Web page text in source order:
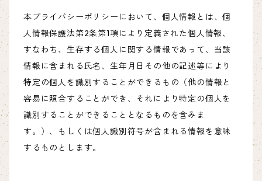
本プライバシーポリシーにおいて、個人情報とは、個
人情報保護法第2条第1項により定義された個人情報、
すなわち、生存する個人に関する情報であって、当該
情報に含まれる氏名、生年月日その他の記述等により
特定の個人を識別することができるもの（他の情報と
容易に照合することができ、それにより特定の個人を
識別することができることとなるものを含みま
す。）、もしくは個人識別符号が含まれる情報を意味
するものとします。